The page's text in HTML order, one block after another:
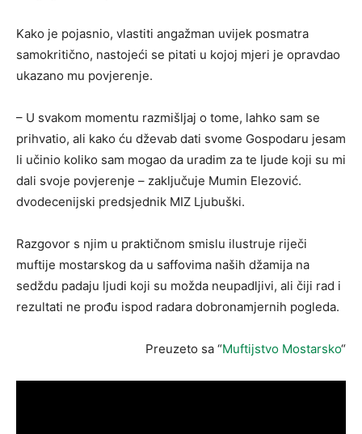
Kako je pojasnio, vlastiti angažman uvijek posmatra
samokritično, nastojeći se pitati u kojoj mjeri je opravdao
ukazano mu povjerenje.
– U svakom momentu razmišljaj o tome, lahko sam se
prihvatio, ali kako ću dževab dati svome Gospodaru jesam
li učinio koliko sam mogao da uradim za te ljude koji su mi
dali svoje povjerenje – zaključuje Mumin Elezović.
dvodecenijski predsjednik MIZ Ljubuški.
Razgovor s njim u praktičnom smislu ilustruje riječi
muftije mostarskog da u saffovima naših džamija na
sedždu padaju ljudi koji su možda neupadljivi, ali čiji rad i
rezultati ne prođu ispod radara dobronamjernih pogleda.
Preuzeto sa “Muftijstvo Mostarsko“